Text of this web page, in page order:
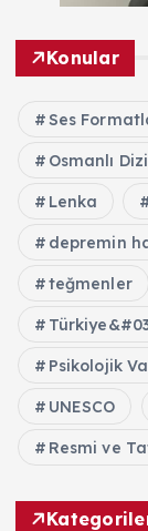
Konular
Ses
Osmanlı
Lenka
depremin
teğmenler
Psikolojik
UNESCO
Resmi ve